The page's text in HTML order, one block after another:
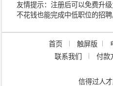
友情提示：注册后可以免费升级
不花钱也能完成中低职位的招聘
首页
触屏版
联系我们
付款
信得过人